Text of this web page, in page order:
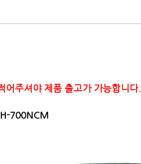
어주셔야 제품 출고가 가능합니다.
700NCM